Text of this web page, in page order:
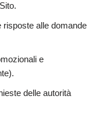
risposte alle domande
e
delle autorità